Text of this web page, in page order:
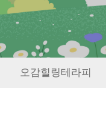
오감힐링테라피